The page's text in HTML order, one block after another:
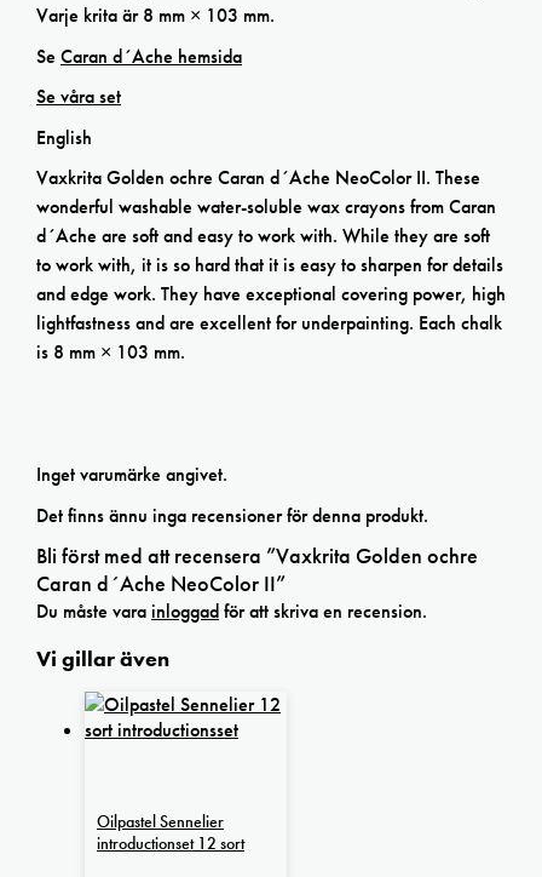
Varje krita är 8 mm × 103 mm.
Se Caran d´Ache hemsida
Se våra set
English
Vaxkrita Golden ochre Caran d´Ache NeoColor II. These
wonderful washable water-soluble wax crayons from Caran
d´Ache are soft and easy to work with. While they are soft
to work with, it is so hard that it is easy to sharpen for details
and edge work. They have exceptional covering power, high
lightfastness and are excellent for underpainting. Each chalk
is 8 mm × 103 mm.
Inget varumärke angivet.
Det finns ännu inga recensioner för denna produkt.
Bli först med att recensera ”Vaxkrita Golden ochre
Caran d´Ache NeoColor II”
Du måste varainloggadför att skriva en recension.
Vi gillar även
Oilpastel Sennelier
introductionset 12 sort